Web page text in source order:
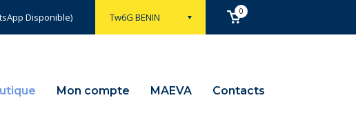
Tw6G BENIN
Disponible) 0
Mon compte MAEVA Contacts